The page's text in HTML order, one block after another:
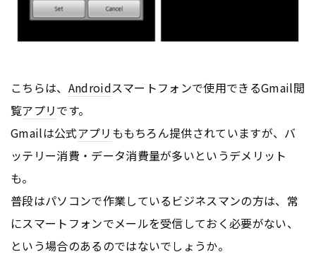
こちらは、 Androidスマートフォンで使用できるGmail閲
覧アプリです。
Gmailは公式アプリ ももちろん提供されていますが、バ
ッテリー消費・データ消費量が多いというデメリット
も。
普段はパソコンで作業しているビジネスマンの方は、常
にスマートフォンでメールを受信しておく必要がない、
という場合のあるのではないでしょうか。